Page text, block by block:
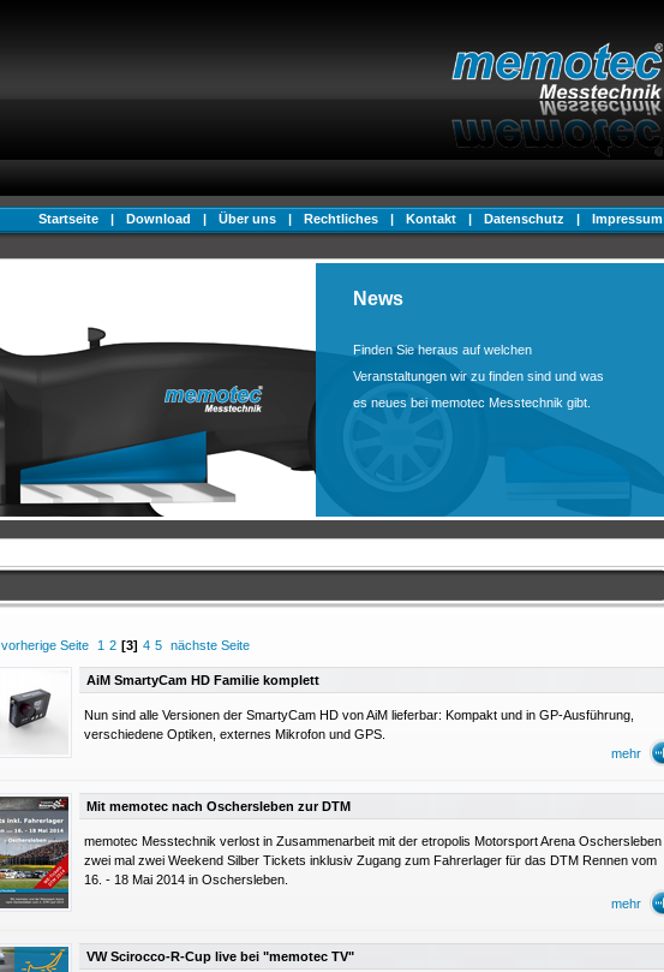
Startseite | Download | Über uns | Rechtliches | Kontakt | Datenschutz | Impressum
News
Finden Sie heraus auf welchen
Veranstaltungen wir zu finden sind und was
es neues bei memotec Messtechnik gibt.
vorherige Seite 1 2 [3] 4 5 nächste Seite
AiM SmartyCam HD Familie komplett
Nun sind alle Versionen der SmartyCam HD von AiM lieferbar: Kompakt und in GP-Ausführung,
verschiedene Optiken, externes Mikrofon und GPS.
mehr
Mit memotec nach Oschersleben zur DTM
memotec Messtechnik verlost in Zusammenarbeit mit der etropolis Motorsport Arena Oschersleben
zwei mal zwei Weekend Silber Tickets inklusiv Zugang zum Fahrerlager für das DTM Rennen vom
16. - 18 Mai 2014 in Oschersleben.
mehr
VW Scirocco-R-Cup live bei "memotec TV"